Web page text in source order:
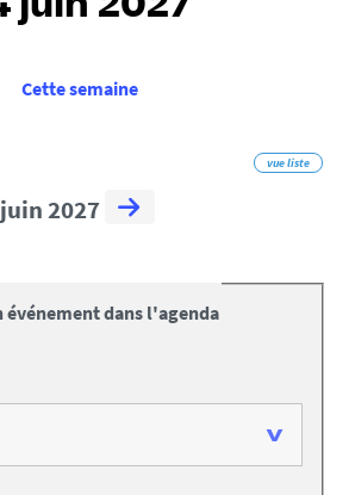
juin 2027
Cette semaine
vue liste
2027
événement dans l'agenda